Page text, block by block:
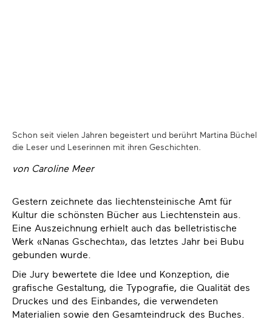
Schon seit vielen Jahren begeistert und berührt Martina Büchel
die Leser und Leserinnen mit ihren Geschichten.
von Caroline Meer
Gestern zeichnete das liechtensteinische Amt für
Kultur die schönsten Bücher aus Liechtenstein aus.
Eine Auszeichnung erhielt auch das belletristische
Werk «Nanas Gschechta», das letztes Jahr bei Bubu
gebunden wurde.
Die Jury bewertete die Idee und Konzeption, die
grafische Gestaltung, die Typografie, die Qualität des
Druckes und des Einbandes, die verwendeten
Materialien sowie den Gesamteindruck des Buches.